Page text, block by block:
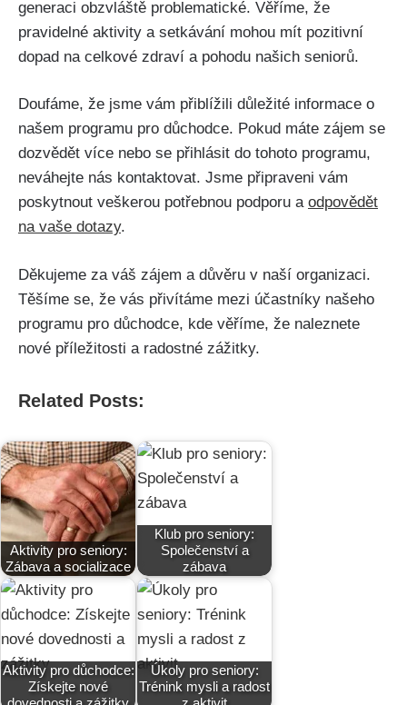
generaci obzvláště problematické. Věříme, že
pravidelné aktivity a setkávání mohou mít pozitivní
dopad na celkové zdraví ​a ‍pohodu našich seniorů.
Doufáme, že jsme vám přiblížili důležité informace⁤ o
našem programu‌ pro​ důchodce. Pokud máte zájem se
dozvědět více nebo se přihlásit do tohoto ‌programu,
neváhejte nás kontaktovat. Jsme připraveni vám
poskytnout veškerou potřebnou ‍podporu a odpovědět
na vaše dotazy.
Děkujeme za váš‍ zájem‍ a důvěru v naší organizaci.
Těšíme‌ se, že vás přivítáme mezi‍ účastníky našeho
programu pro důchodce, kde věříme, že naleznete
nové příležitosti a radostné zážitky.‍
Related Posts:
Aktivity pro seniory:
Zábava a socializace
Klub pro seniory:
Společenství a
zábava
Aktivity pro důchodce:
Získejte nové
Úkoly pro seniory:
Trénink mysli a radost